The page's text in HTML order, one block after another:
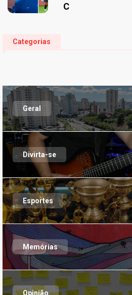
C
Categorias
Geral
Divirta-se
Esportes
Memórias
Opinião